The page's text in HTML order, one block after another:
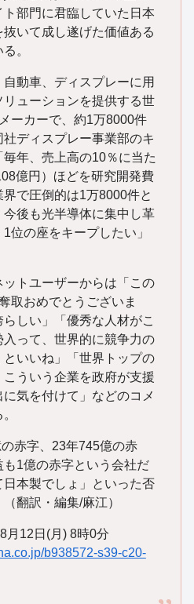
部門に君臨していた日本
いて成し遂げた価値ある
。
動車、ディスプレーに用
ューションを提供する世
ーカーで、約1万8000件
ディスプレー事業部のキ
年、売上高の10％に当た
億円）ほどを研究開発費
で圧倒的は1万8000件と
後も光半導体に集中し革
位の座をキープしたい」
トユーザーからは「この
取おめでとうございま
しい」「優秀な人材がこ
入って、世界的に競争力の
いいね」「世界トップの
ういう企業を政府が支援
気を付けて」などのコメ
赤字、23年745億の赤
1億の赤字という会社だ
本製でしょ」といった否
翻訳・編集/麻江）
月12日(月) 8時0分
b938572-s39-c20-